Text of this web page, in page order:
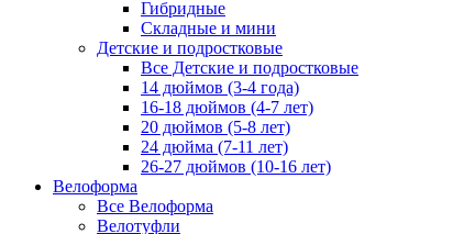
Гибридные
Складные и мини
Детские и подростковые
Все Детские и подростковые
14 дюймов (3-4 года)
16-18 дюймов (4-7 лет)
20 дюймов (5-8 лет)
24 дюйма (7-11 лет)
26-27 дюймов (10-16 лет)
Велоформа
Все Велоформа
Велотуфли